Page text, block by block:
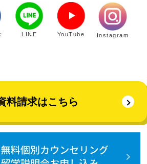
LINE YouTube Instagram
料請求はこちら